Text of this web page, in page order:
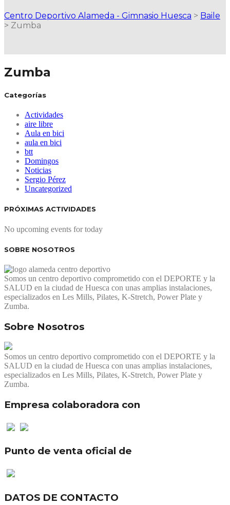
Centro Deportivo Alameda - Gimnasio Huesca > Baile
> Zumba
Zumba
Categorías
Actividades
aire libre
Aula en bici
aula en bici
btt
Domingos
Noticias
Sergio Pérez
Uncategorized
PRÓXIMAS ACTIVIDADES
No upcoming events for today
SOBRE NOSOTROS
Somos un centro deportivo comprometido con el DEPORTE y la
SALUD en la ciudad de Huesca con unas amplias instalaciones,
especializados en Les Mills, Pilates, K-Stretch, Power Plate y
Zumba.
Sobre Nosotros
Somos un centro deportivo comprometido con el DEPORTE y la
SALUD en la ciudad de Huesca con unas amplias instalaciones,
especializados en Les Mills, Pilates, K-Stretch, Power Plate y
Zumba.
Empresa colaboradora con
Punto de venta oficial de
DATOS DE CONTACTO